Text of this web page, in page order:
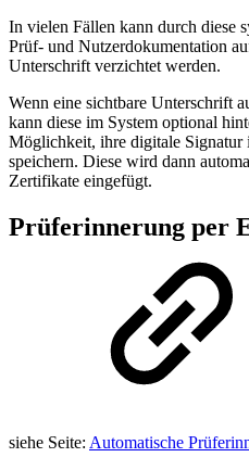
In vielen Fällen kann durch diese
Prüf- und Nutzerdokumentation
Unterschrift verzichtet werden.
Wenn eine sichtbare Unterschrift
kann diese im System optional
Möglichkeit, ihre digitale
speichern. Diese wird dann
Zertifikate eingefügt.
Prüferinnerung per
siehe Seite: Automatische